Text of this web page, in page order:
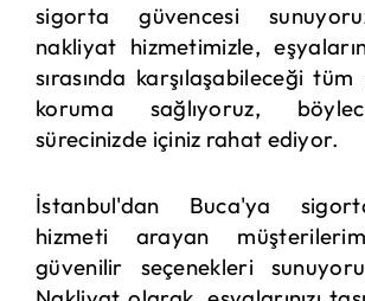
sigorta güvencesi
nakliyat hizmetimizle,
sırasında karşılaşabileceği tüm
koruma sağlıyoruz,
sürecinizde içiniz rahat ediyor.
İstanbul'dan Buca'ya
hizmeti arayan
güvenilir seçenekleri